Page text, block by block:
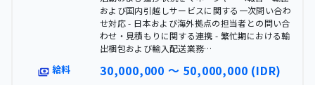
および国内引越しサービスに関する一次問い合わ
せ対応 - 日本および海外拠点の担当者との問い合
わせ・見積もりに関する連携 - 繁忙期における輸
出梱包および輸入配送業務…
給料 30,000,000 〜 50,000,000 (IDR)